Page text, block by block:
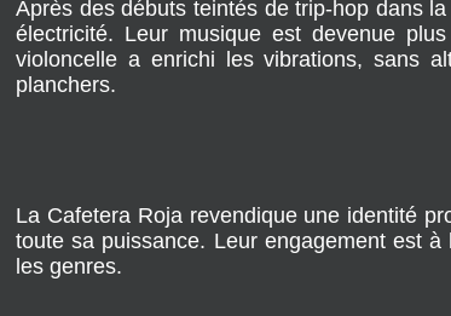
Après des débuts teintés de trip-hop dans
électricité. Leur musique est devenue
violoncelle a enrichi les vibrations, sans
planchers.
La Cafetera Roja revendique une identité
toute sa puissance. Leur engagement est
les genres.